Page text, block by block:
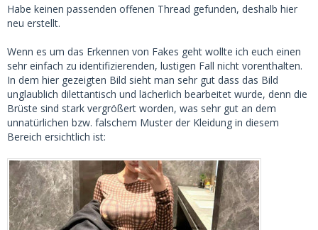
Habe keinen passenden offenen Thread gefunden, deshalb hier
neu erstellt.
Wenn es um das Erkennen von Fakes geht wollte ich euch einen
sehr einfach zu identifizierenden, lustigen Fall nicht vorenthalten.
In dem hier gezeigten Bild sieht man sehr gut dass das Bild
unglaublich dilettantisch und lächerlich bearbeitet wurde, denn die
Brüste sind stark vergrößert worden, was sehr gut an dem
unnatürlichen bzw. falschem Muster der Kleidung in diesem
Bereich ersichtlich ist: